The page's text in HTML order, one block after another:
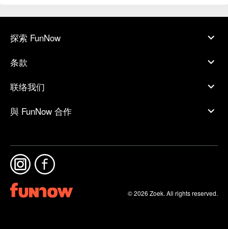
探索 FunNow
条款
联络我们
與 FunNow 合作
© 2026 Zoek. All rights reserved.